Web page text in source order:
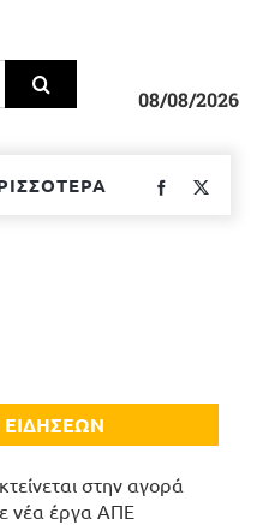
08/08/2026
Facebook
στην αγορά
νέα έργα ΑΠΕ